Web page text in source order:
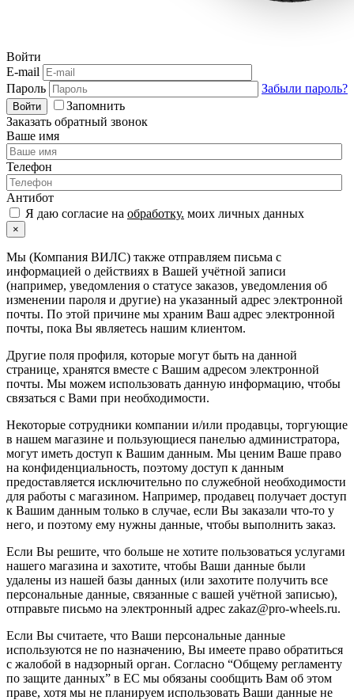
Войти
E-mail
Пароль
Забыли пароль?
Войти
Запомнить
Заказать обратный звонок
Ваше имя
Телефон
Антибот
Я даю согласие на обработку. моих личных данных
×
Мы (Компания ВИЛС) также отправляем письма с
информацией о действиях в Вашей учётной записи
(например, уведомления о статусе заказов, уведомления об
изменении пароля и другие) на указанный адрес электронной
почты. По этой причине мы храним Ваш адрес электронной
почты, пока Вы являетесь нашим клиентом.
Другие поля профиля, которые могут быть на данной
странице, хранятся вместе с Вашим адресом электронной
почты. Мы можем использовать данную информацию, чтобы
связаться с Вами при необходимости.
Некоторые сотрудники компании и/или продавцы, торгующие
в нашем магазине и пользующиеся панелью администратора,
могут иметь доступ к Вашим данным. Мы ценим Ваше право
на конфиденциальность, поэтому доступ к данным
предоставляется исключительно по служебной необходимости
для работы с магазином. Например, продавец получает доступ
к Вашим данным только в случае, если Вы заказали что-то у
него, и поэтому ему нужны данные, чтобы выполнить заказ.
Если Вы решите, что больше не хотите пользоваться услугами
нашего магазина и захотите, чтобы Ваши данные были
удалены из нашей базы данных (или захотите получить все
персональные данные, связанные с вашей учётной записью),
отправьте письмо на электронный адрес zakaz@pro-wheels.ru.
Если Вы считаете, что Ваши персональные данные
используются не по назначению, Вы имеете право обратиться
с жалобой в надзорный орган. Согласно “Общему регламенту
по защите данных” в ЕС мы обязаны сообщить Вам об этом
праве, хотя мы не планируем использовать Ваши данные не